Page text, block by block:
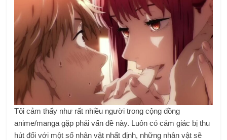
Tôi cảm thấy như rất nhiều người trong cộng đồng
anime/manga gặp phải vấn đề này. Luôn có cảm giác bị thu
hút đối với một số nhân vật nhất định, những nhân vật sẽ